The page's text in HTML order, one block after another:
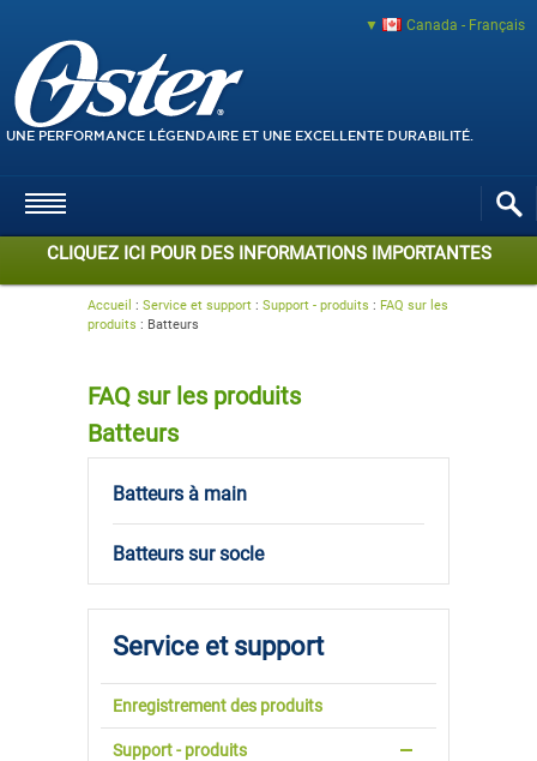
Canada - Français
UNE PERFORMANCE LÉGENDAIRE ET UNE EXCELLENTE DURABILITÉ.
CLIQUEZ ICI POUR DES INFORMATIONS IMPORTANTES
Accueil : Service et support : Support - produits : FAQ sur les
produits : Batteurs
FAQ sur les produits
Batteurs
Batteurs à main
Batteurs sur socle
Service et support
Enregistrement des produits
Support - produits